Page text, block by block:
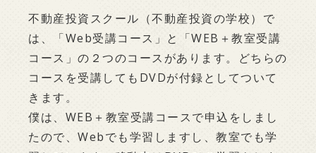
不動産投資スクール（不動産投資の学校）で
は、「Web受講コース」と「WEB＋教室受講
コース」の２つのコースがあります。どちらの
コースを受講してもDVDが付録としてついて
きます。
僕は、WEB＋教室受講コースで申込をしまし
たので、Webでも学習しますし、教室でも学